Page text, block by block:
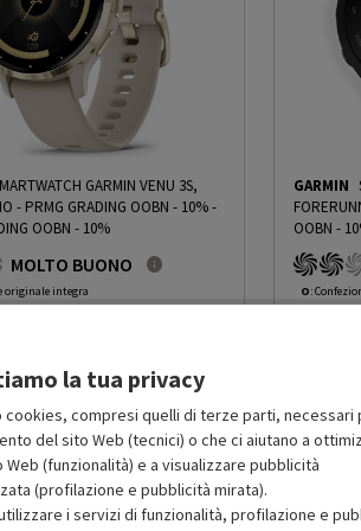
Bluetooth 3.0
No
Sì
Sì
GARMIN VENU 3S,
- PRMG GRADING OOBN - 10%-
OOBN - 10%
MOLTO BUONO
originale integra
presenti
329.49 -10%
Prezzo ridotto da
296.54a-14.99%
252.06
Aggiungi al carrello
GARMIN
OOBN -
O:
O:
In
la tua privacy
cookies, compresi quelli di terze parti, necessari
del sito Web (tecnici) o che ci aiutano a
(funzionalità) e a visualizzare pubblicità
(profilazione e pubblicità mirata).
i servizi di funzionalità, profilazione e